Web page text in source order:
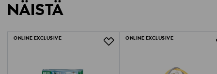
Lisätietoja:
Ikä: +0kk
1474401
LUE TARKEMMAT PALAUTUSOHJEET
NÄISTÄ
ONLINE EXCLUSIVE ONLINE EXCLUSIVE